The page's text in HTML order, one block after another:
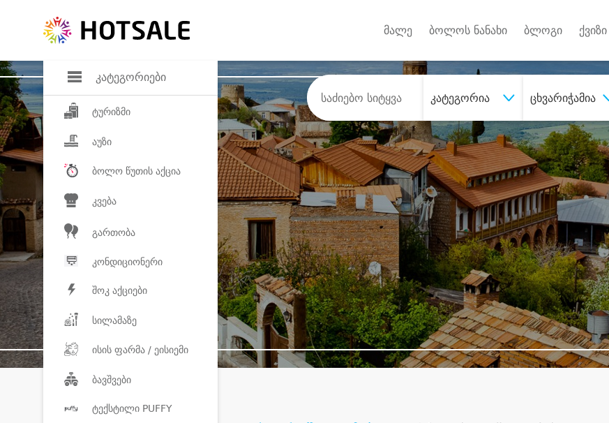
კატეგორიები
ტურიზმი
აუზი
ბოლო წუთის აქცია
კვება
გართობა
კონდიციონერი
შოკ აქციები
სილამაზე
ისის ფარმა / ეისიემი
ბავშვები
ტექსტილი PUFFY
მალე ბოლოს ნანახი ბლოგი ქვიზი
კატეგორია ცხვარიჭამია
შეიძინესასურველი